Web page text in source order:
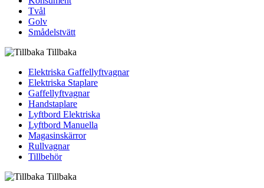
Tvål
Golv
Smådelstvätt
Tillbaka
Elektriska Gaffellyftvagnar
Elektriska Staplare
Gaffellyftvagnar
Handstaplare
Lyftbord Elektriska
Lyftbord Manuella
Magasinskärror
Rullvagnar
Tillbehör
Tillbaka